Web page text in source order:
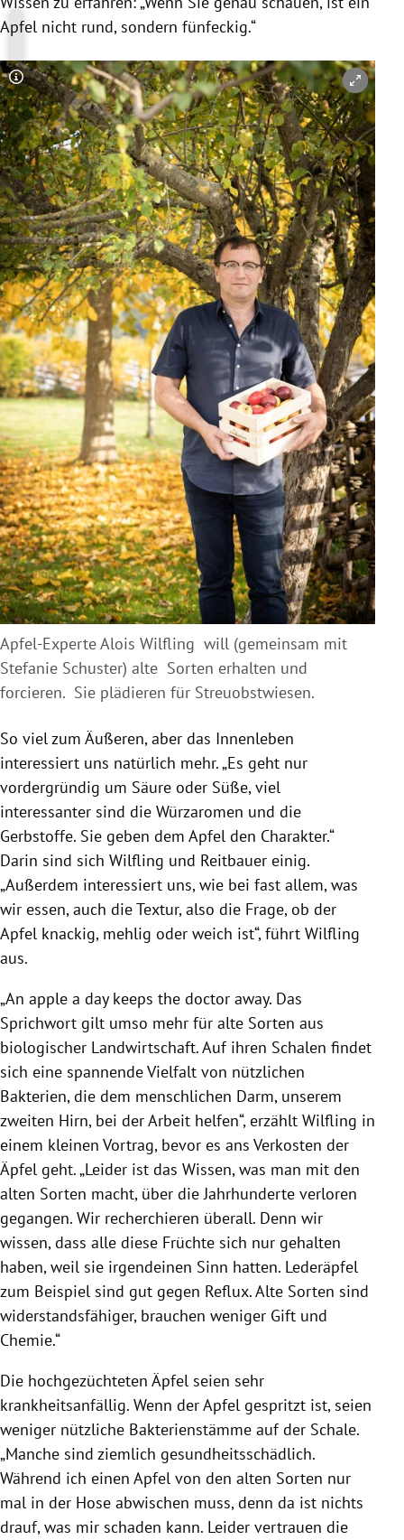
evaundadam.at
Apfel nicht rund, sondern fünfeckig.“
Copyright-Hinweis öffnen/schließen
Apfel-Experte Alois Wilfling will (gemeinsam mit
Stefanie Schuster) alte Sorten erhalten und
forcieren. Sie plädieren für Streuobstwiesen.
So viel zum Äußeren, aber das Innenleben
interessiert uns natürlich mehr. „Es geht nur
vordergründig um Säure oder Süße, viel
interessanter sind die Würzaromen und die
Gerbstoffe. Sie geben dem Apfel den Charakter.“
Darin sind sich Wilfling und Reitbauer einig.
„Außerdem interessiert uns, wie bei fast allem, was
wir essen, auch die Textur, also die Frage, ob der
Apfel knackig, mehlig oder weich ist“, führt Wilfling
aus.
„An apple a day keeps the doctor away. Das
Sprichwort gilt umso mehr für alte Sorten aus
biologischer Landwirtschaft. Auf ihren Schalen findet
sich eine spannende Vielfalt von nützlichen
Bakterien, die dem menschlichen Darm, unserem
zweiten Hirn, bei der Arbeit helfen“, erzählt Wilfling in
einem kleinen Vortrag, bevor es ans Verkosten der
Äpfel geht. „Leider ist das Wissen, was man mit den
alten Sorten macht, über die Jahrhunderte verloren
gegangen. Wir recherchieren überall. Denn wir
wissen, dass alle diese Früchte sich nur gehalten
haben, weil sie irgendeinen Sinn hatten. Lederäpfel
zum Beispiel sind gut gegen Reflux. Alte Sorten sind
widerstandsfähiger, brauchen weniger Gift und
Chemie.“
Die hochgezüchteten Äpfel seien sehr
krankheitsanfällig. Wenn der Apfel gespritzt ist, seien
weniger nützliche Bakterienstämme auf der Schale.
„Manche sind ziemlich gesundheitsschädlich.
Während ich einen Apfel von den alten Sorten nur
mal in der Hose abwischen muss, denn da ist nichts
drauf, was mir schaden kann. Leider vertrauen die